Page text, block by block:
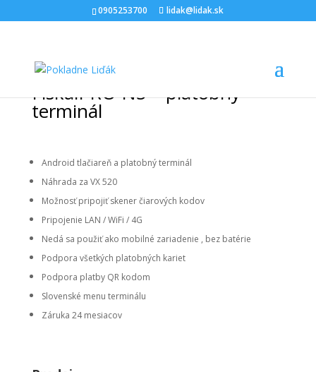
0905253700 lidak@lidak.sk
FiskalPRO N5 – platobný
terminál
Android tlačiareň a platobný terminál
Náhrada za VX 520
Možnosť pripojiť skener čiarových kodov
Pripojenie LAN / WiFi / 4G
Nedá sa použiť ako mobilné zariadenie , bez batérie
Podpora všetkých platobných kariet
Podpora platby QR kodom
Slovenské menu terminálu
Záruka 24 mesiacov